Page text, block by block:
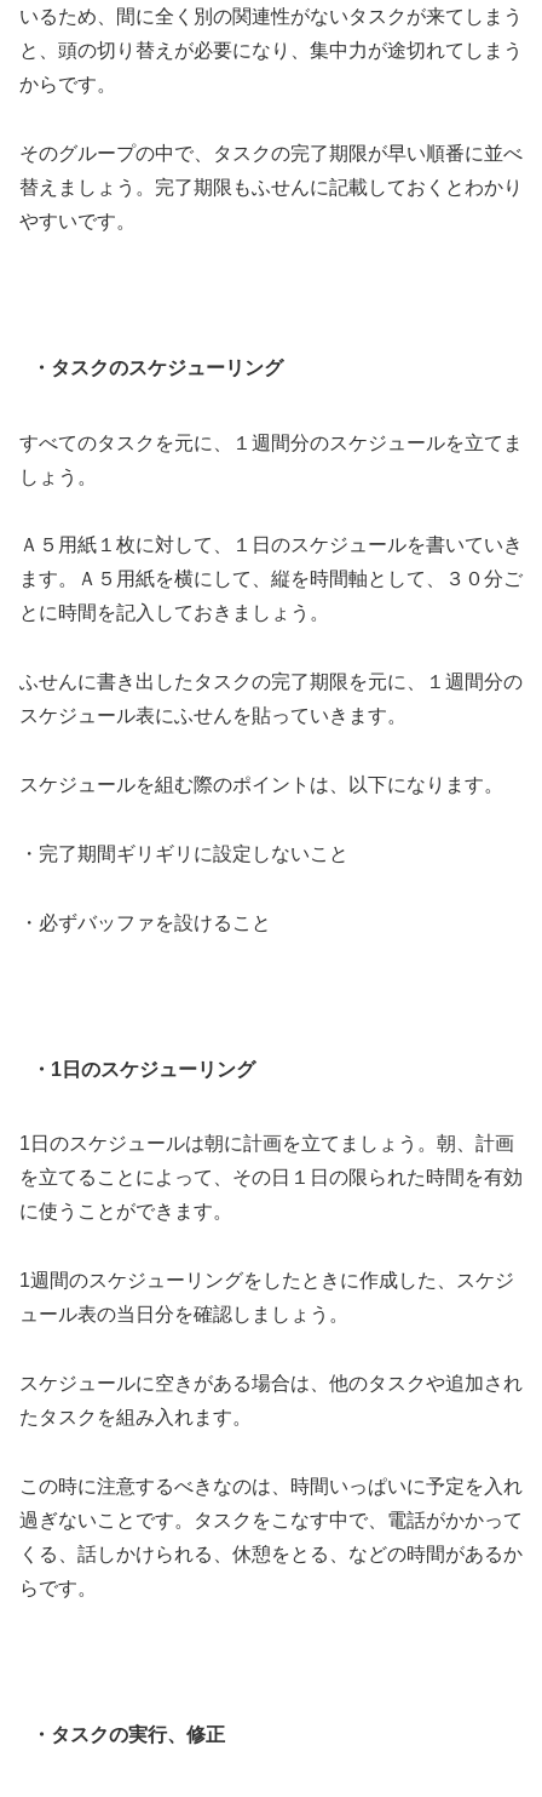
いるため、間に全く別の関連性がないタスクが来てしまう
と、頭の切り替えが必要になり、集中力が途切れてしまう
からです。
そのグループの中で、タスクの完了期限が早い順番に並べ
替えましょう。完了期限もふせんに記載しておくとわかり
やすいです。
・タスクのスケジューリング
すべてのタスクを元に、１週間分のスケジュールを立てま
しょう。
Ａ５用紙１枚に対して、１日のスケジュールを書いていき
ます。Ａ５用紙を横にして、縦を時間軸として、３０分ご
とに時間を記入しておきましょう。
ふせんに書き出したタスクの完了期限を元に、１週間分の
スケジュール表にふせんを貼っていきます。
スケジュールを組む際のポイントは、以下になります。
・完了期間ギリギリに設定しないこと
・必ずバッファを設けること
・1日のスケジューリング
1日のスケジュールは朝に計画を立てましょう。朝、計画
を立てることによって、その日１日の限られた時間を有効
に使うことができます。
1週間のスケジューリングをしたときに作成した、スケジ
ュール表の当日分を確認しましょう。
スケジュールに空きがある場合は、他のタスクや追加され
たタスクを組み入れます。
この時に注意するべきなのは、時間いっぱいに予定を入れ
過ぎないことです。タスクをこなす中で、電話がかかって
くる、話しかけられる、休憩をとる、などの時間があるか
らです。
・タスクの実行、修正